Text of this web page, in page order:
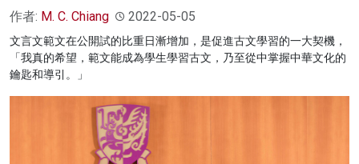
作者: M. C. Chiang 2022-05-05
文言文範文在公開試的比重日漸增加，是促進古文學習的一大契機，
「我真的希望，範文能成為學生學習古文，乃至從中掌握中華文化的
鑰匙和導引。」